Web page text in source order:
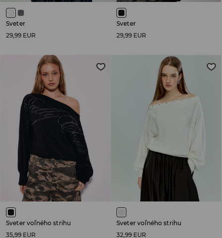
Sveter
29,99 EUR
Sveter
29,99 EUR
Sveter voľného strihu
35,99 EUR
Sveter voľného strihu
32,99 EUR